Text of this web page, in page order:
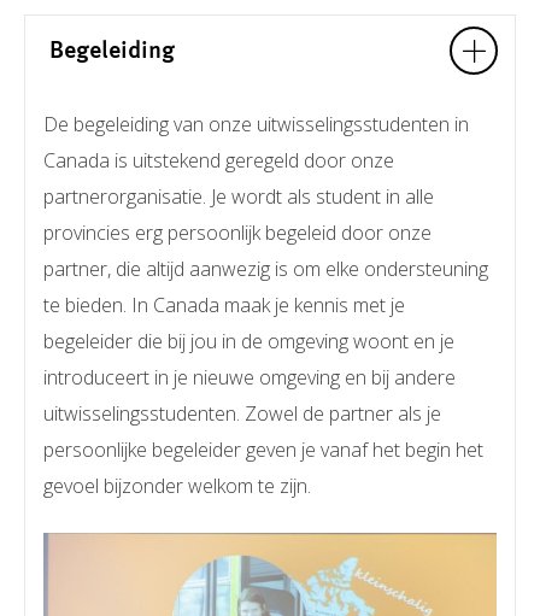
Begeleiding
De begeleiding van onze uitwisselingsstudenten in
Canada is uitstekend geregeld door onze
partnerorganisatie. Je wordt als student in alle
provincies erg persoonlijk begeleid door onze
partner, die altijd aanwezig is om elke ondersteuning
te bieden. In Canada maak je kennis met je
begeleider die bij jou in de omgeving woont en je
introduceert in je nieuwe omgeving en bij andere
uitwisselingsstudenten. Zowel de partner als je
persoonlijke begeleider geven je vanaf het begin het
gevoel bijzonder welkom te zijn.